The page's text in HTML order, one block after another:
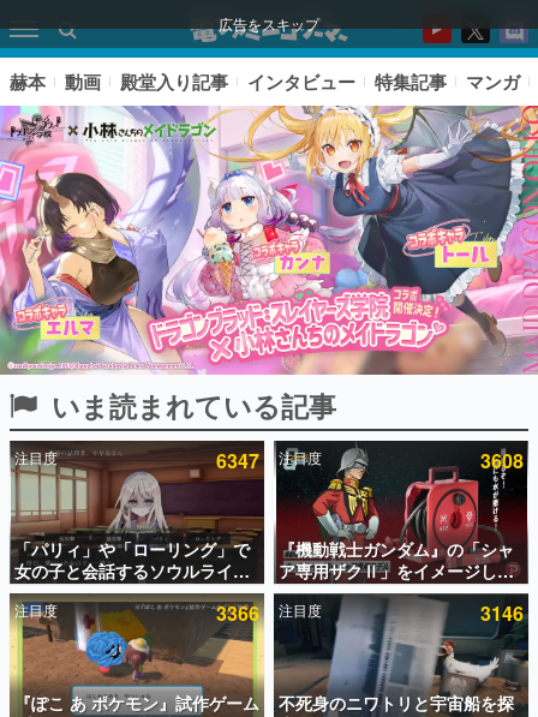
広告をスキップ
ピックアップ
電ファミのいま読まれている記事ランキング
アプリセール情報
インタビュー
連載・特集一覧
殿堂入り記事
SNS拡散数が数千以上！ ページビュー数万以上！ などな
ど。多くの人々に読まれた、電ファミ渾身の“殿堂入り”記
赫本 動画 殿堂入り記事 インタビュー 特集記事 マンガ
いま読まれている記事
注目度 6347
「パリィ」や「ローリング」で
女の子と会話するソウルライク
恋愛ゲーム『小早川さんはソウ
ルライク』無料公開。返事に失
敗すると「YOU DIED」
注目度 3608
『機動戦士ガンダム』の「シャ
ア専用ザクⅡ」をイメージした
散水ホースリールが予約開始。
本体にはシャアのパーソナルマ
ークやジオン公国軍のエンブレ
ム、型式番号などを配置
注目度 3366
『ぽこ あ ポケモン』試作ゲーム
注目度 3146
不死身のニワトリと宇宙船を探